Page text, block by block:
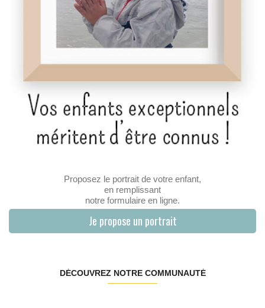
Proposez le portrait de votre enfant,
en remplissant
notre formulaire en ligne.
Je propose un portrait
DÉCOUVREZ NOTRE COMMUNAUTÉ